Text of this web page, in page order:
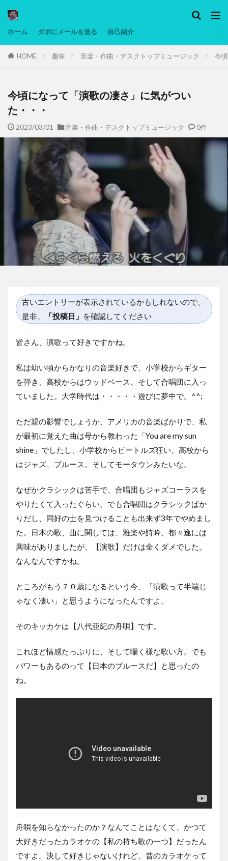
ホーム ダボにメールを送る 自己紹介
HOME 趣味 音楽・作曲・デスクトップミュージック 今
今頃になって「演歌の凄さ」に気がつい
た・・・
2023/03/01 音楽・作曲・デスクトップミュージック 0件
古いエントリーが表示されているかもしれないので、
是非、
「投稿日」 を確認してください
皆さん、演歌って好きですかね。
私は幼い頃からかなりの音楽好きで、小学校からギター
を弾き、高校からはウッドベース、そして合唱団に入っ
ていました。大学時代は・・・・・遊びに夢中で。^^;
ただ親の影響でしょうか、アメリカの音楽ばかりで、私
が最初に覚えた曲は母から教わった「You are my sun
shine」でしたし、小学校からビートルズ狂い、高校から
はジャズ、ブルース。そしてモータウンみたいな。
なぜかクラシックは苦手で、合唱団もジャズコーラスを
やりたくて入ったぐらい。でも合唱団はクラシックばか
りだし、同好の士を見つけることも出来ず3年でやめまし
た。日本の歌、曲に関しては、雅楽や詩吟、都々逸には
興味がありましたが、【演歌】だけは全くダメでした。
なんなんですかね。
ところがもう７０歳になるという今、「演歌って半端じ
ゃなく凄い」と思うようになったんですよ。
そのキッカケは【八代亜紀の舟唄】です。
これほど情感たっぷりに、そして囁く様な歌い方。でも
パワーもあるのって【日本のブルースだ】と思ったの
ね。
舟唄を知らなかったのか？なんてことはなくて、かつて
大好きだったカラオケの【私の持ち歌の一つ】だったん
ですよ。決して好きじゃないけれど、昔のカラオケって
タグ
マレーシア動画
ヨーグルト
備忘録
動画 日本人村社会 脱水シート